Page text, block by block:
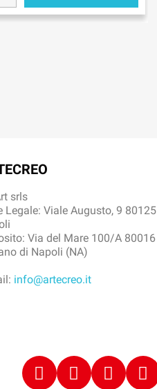
srls
Legale: Viale Augusto, 9 80125
Via del Mare 100/A 80016
di Napoli (NA)
info@artecreo.it